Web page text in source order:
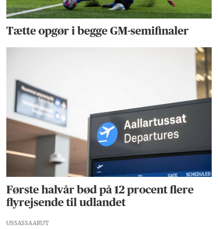
Tætte opgør i begge GM-semifinaler
Første halvår bød på 12 procent flere
flyrejsende til udlandet
USSASSAARUT